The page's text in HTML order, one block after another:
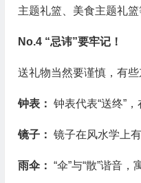
主题礼篮、美食主题礼篮
No.4 “忌讳”要牢记！
送礼物当然要谨慎，有些
钟表： 钟表代表“送终”
镜子： 镜子在风水学上
雨伞： “伞”与“散”谐音，